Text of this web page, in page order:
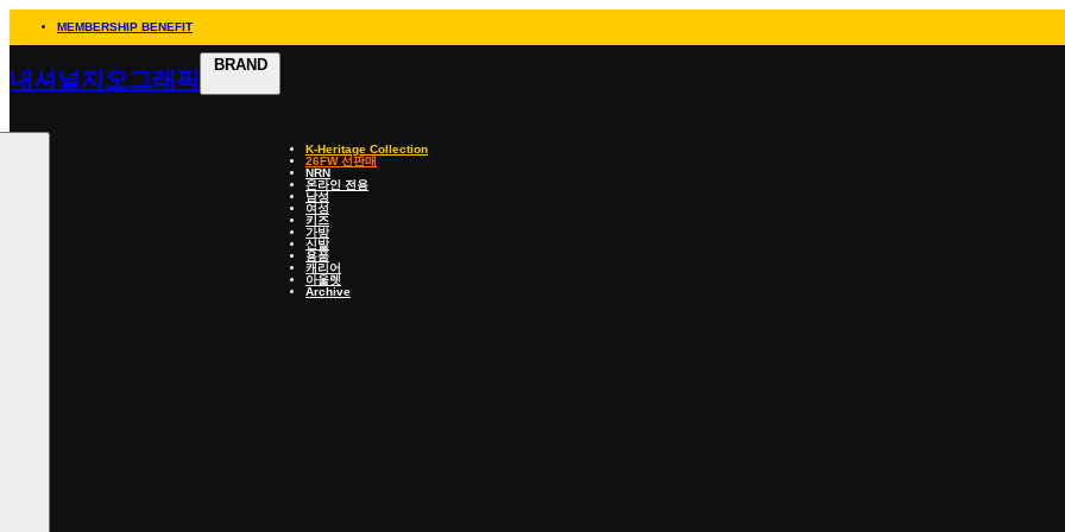
MEMBERSHIP BENEFIT
내셔널지오그래픽
BRAND
K-Heritage Collection
26FW 선판매
NRN
온라인 전용
남성
여성
키즈
가방
신발
용품
캐리어
아울렛
Archive